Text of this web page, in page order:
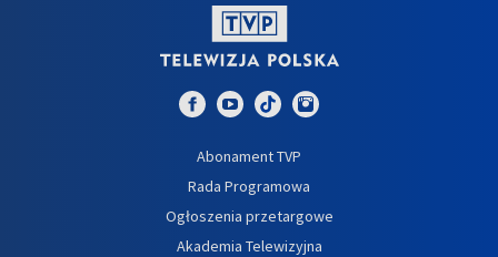
Abonament TVP
Rada Programowa
Ogłoszenia przetargowe
Akademia Telewizyjna